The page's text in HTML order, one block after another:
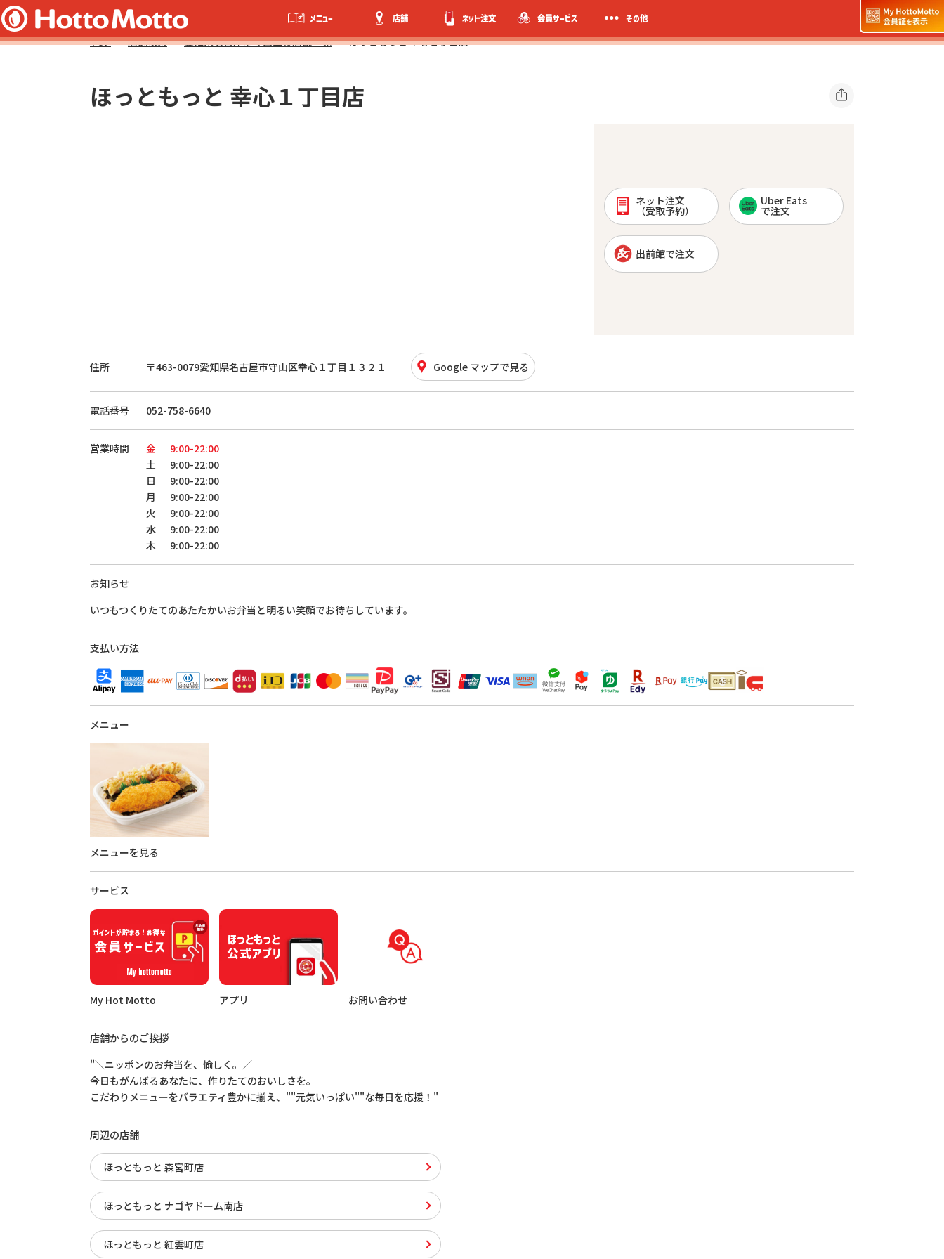
メニュー 店舗 ネット注文 会員サービス その他
TOP 店舗検索 愛知県名古屋市守山区の店舗一覧 ほっともっと 幸心１丁目店
ほっともっと 幸心１丁目店
ネット注文
（受取予約）
Uber Eats
で注文
出前館で注文
住所 〒463-0079愛知県名古屋市守山区幸心１丁目１３２１ Google マップで見る
電話番号 052-758-6640
営業時間 金
9:00-22:00
土
9:00-22:00
日
9:00-22:00
月
9:00-22:00
火
9:00-22:00
水
9:00-22:00
木
9:00-22:00
お知らせ
いつもつくりたてのあたたかいお弁当と明るい笑顔でお待ちしています。
支払い方法
メニュー
メニューを見る
サービス
My Hot Motto アプリ お問い合わせ
店舗からのご挨拶
"＼ニッポンのお弁当を、愉しく。／
今日もがんばるあなたに、作りたてのおいしさを。
こだわりメニューをバラエティ豊かに揃え、""元気いっぱい""な毎日を応援！"
周辺の店舗
ほっともっと 森宮町店
ほっともっと ナゴヤドーム南店
ほっともっと 紅雲町店